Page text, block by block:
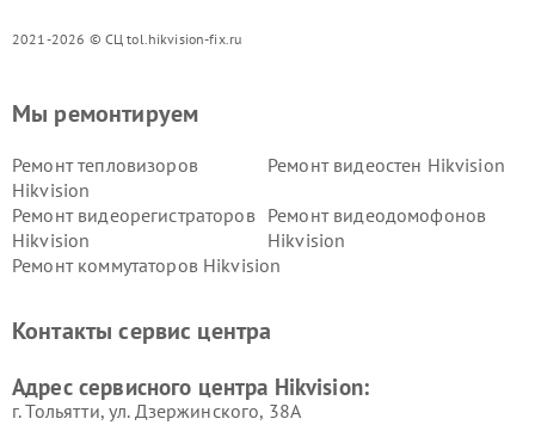
2021-2026 © СЦ tol.hikvision-fix.ru
Мы ремонтируем
Ремонт тепловизоров
Hikvision
Ремонт видеостен Hikvision
Ремонт видеорегистраторов
Hikvision
Ремонт видеодомофонов
Hikvision
Ремонт коммутаторов Hikvision
Контакты сервис центра
Адрес сервисного центра Hikvision:
г. Тольятти, ул. Дзержинского, 38А